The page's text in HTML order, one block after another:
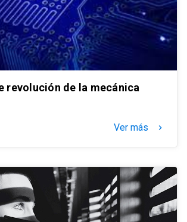
revolución de la mecánica
Ver más keyboard_arrow_right